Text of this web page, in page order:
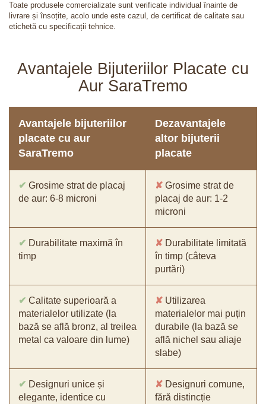
Toate produsele comercializate sunt verificate individual înainte de
livrare și însoțite, acolo unde este cazul, de certificat de calitate sau
etichetă cu specificații tehnice.
Avantajele Bijuteriilor Placate cu
Aur SaraTremo
Avantajele bijuteriilor
placate cu aur
SaraTremo
Dezavantajele
altor bijuterii
placate
✔ Grosime strat de placaj
de aur: 6-8 microni
✘ Grosime strat de
placaj de aur: 1-2
microni
✔ Durabilitate maximă în
timp
✘ Durabilitate limitată
în timp (câteva
purtări)
✔ Calitate superioară a
materialelor utilizate (la
bază se află bronz, al treilea
metal ca valoare din lume)
✘ Utilizarea
materialelor mai puțin
durabile (la bază se
află nichel sau aliaje
slabe)
✔ Designuri unice și
elegante, identice cu
✘ Designuri comune,
fără distincție